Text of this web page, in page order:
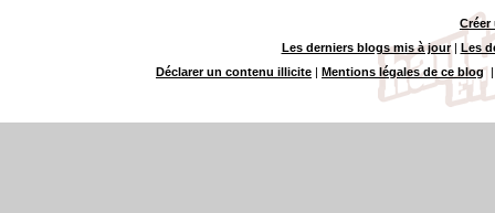
Créer
Les derniers blogs mis à jour| Les
Déclarer un contenu illicite | Mentions légales de ce blog